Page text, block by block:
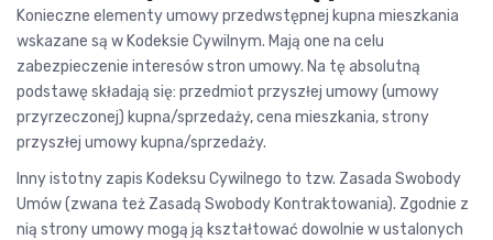
Konieczne elementy umowy przedwstępnej kupna mieszkania
wskazane są w Kodeksie Cywilnym. Mają one na celu
zabezpieczenie interesów stron umowy. Na tę absolutną
podstawę składają się: przedmiot przyszłej umowy (umowy
przyrzeczonej) kupna/sprzedaży, cena mieszkania, strony
przyszłej umowy kupna/sprzedaży.
Inny istotny zapis Kodeksu Cywilnego to tzw. Zasada Swobody
Umów (zwana też Zasadą Swobody Kontraktowania). Zgodnie z
nią strony umowy mogą ją kształtować dowolnie w ustalonych